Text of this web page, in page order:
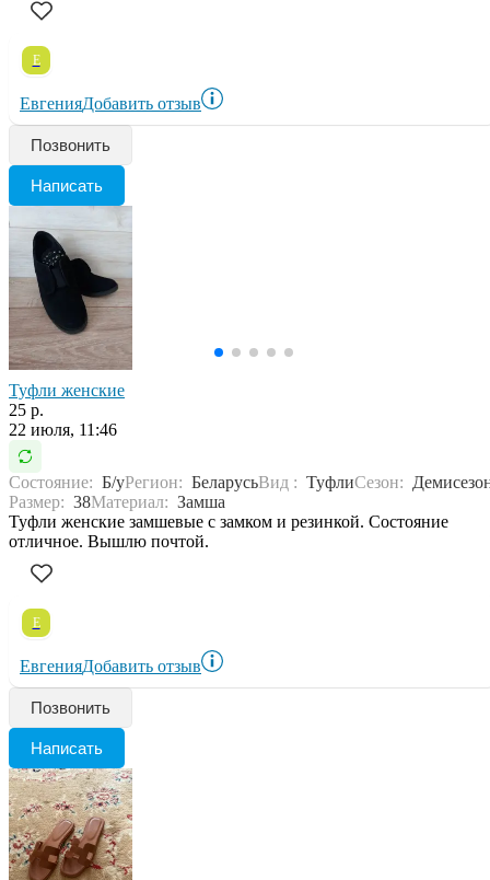
Е
ЕвгенияДобавить отзыв
Позвонить
Написать
Туфли женские
25 р.
22 июля, 11:46
Состояние: Б/уРегион: БеларусьВид : ТуфлиСезон:
Размер: 38Материал: Замша
Туфли женские замшевые с замком и резинкой. Состояние
отличное. Вышлю почтой.
Е
ЕвгенияДобавить отзыв
Позвонить
Написать